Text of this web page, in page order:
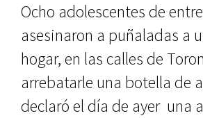
Ocho adolescentes de
asesinaron a puñaladas a
hogar, en las calles de
arrebatarle una botella de
declaró el día de ayer una